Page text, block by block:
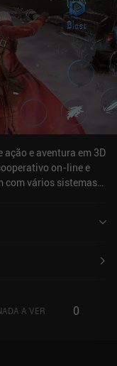
ação e aventura em 3D
on-line e
com vários sistemas
especiais e combos
a qualquer momento
me lembra um
A VER 0